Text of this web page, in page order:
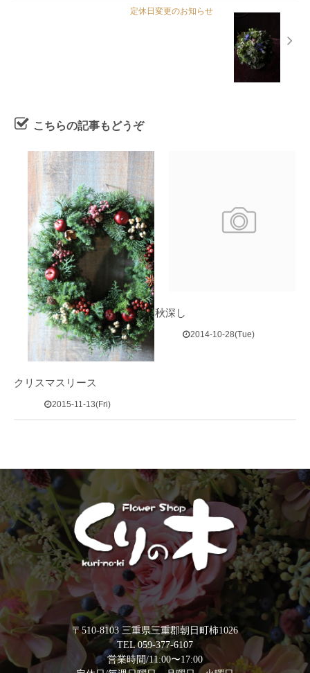
定休日変更のお知らせ
こちらの記事もどうぞ
クリスマスリース
2015-11-13(Fri)
秋深し
2014-10-28(Tue)
〒510-8103 三重県三重郡朝日町柿1026
TEL 059-377-6107
営業時間/11:00〜17:00